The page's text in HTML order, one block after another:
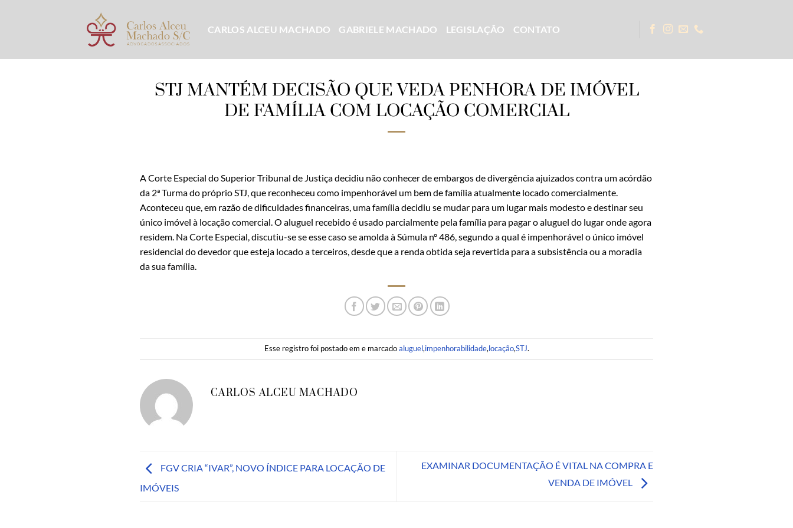
CARLOS ALCEU MACHADO GABRIELE MACHADO LEGISLAÇÃO CONTATO
STJ MANTÉM DECISÃO QUE VEDA PENHORA DE IMÓVEL
DE FAMÍLIA COM LOCAÇÃO COMERCIAL
A Corte Especial do Superior Tribunal de Justiça decidiu não conhecer de embargos de divergência ajuizados contra um acórdão
da 2ª Turma do próprio STJ, que reconheceu como impenhorável um bem de família atualmente locado comercialmente.
Aconteceu que, em razão de dificuldades financeiras, uma família decidiu se mudar para um lugar mais modesto e destinar seu
único imóvel à locação comercial. O aluguel recebido é usado parcialmente pela família para pagar o aluguel do lugar onde agora
residem. Na Corte Especial, discutiu-se se esse caso se amolda à Súmula nº 486, segundo a qual é impenhorável o único imóvel
residencial do devedor que esteja locado a terceiros, desde que a renda obtida seja revertida para a subsistência ou a moradia
da sua família.
Esse registro foi postado em e marcadoaluguel,impenhorabilidade,locação,STJ.
CARLOS ALCEU MACHADO
FGV CRIA “IVAR”, NOVO ÍNDICE PARA LOCAÇÃO DE
IMÓVEIS
EXAMINAR DOCUMENTAÇÃO É VITAL NA COMPRA E
VENDA DE IMÓVEL